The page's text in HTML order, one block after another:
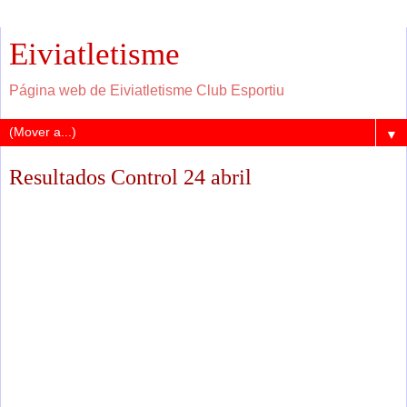
Eiviatletisme
Página web de Eiviatletisme Club Esportiu
▼
Resultados Control 24 abril